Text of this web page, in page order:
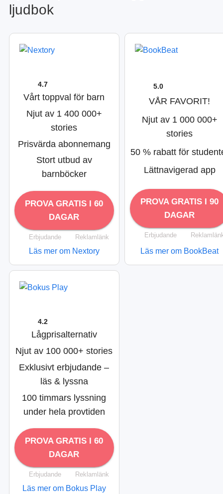
ljudbok
4.7
Vårt toppval för barn
Njut av 1 400 000+
stories
Prisvärda abonnemang
Stort utbud av
barnböcker
PROVA GRATIS I 60
DAGAR
Erbjudande Reklamlänk
Läs mer om Nextory
5.0
VÅR FAVORIT!
Njut av 1 000 000+
stories
50 % rabatt för
Lättnavigerad app
PROVA GRATIS I 90
DAGAR
Erbjudande
Läs mer om BookBeat
4.2
Lågprisalternativ
Njut av 100 000+ stories
Exklusivt erbjudande –
läs & lyssna
100 timmars lyssning
under hela provtiden
PROVA GRATIS I 60
DAGAR
Erbjudande Reklamlänk
Läs mer om Bokus Play